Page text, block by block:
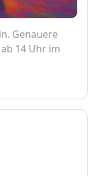
Genauere
14 Uhr im